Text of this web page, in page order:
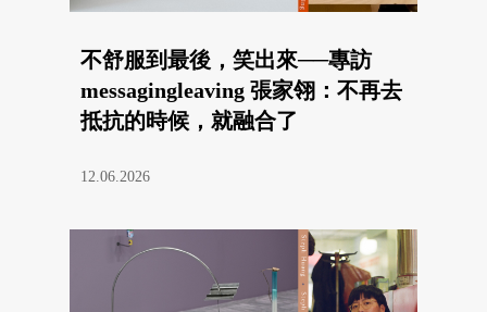
不舒服到最後，笑出來──專訪
messagingleaving 張家翎：不再去
抵抗的時候，就融合了
12.06.2026